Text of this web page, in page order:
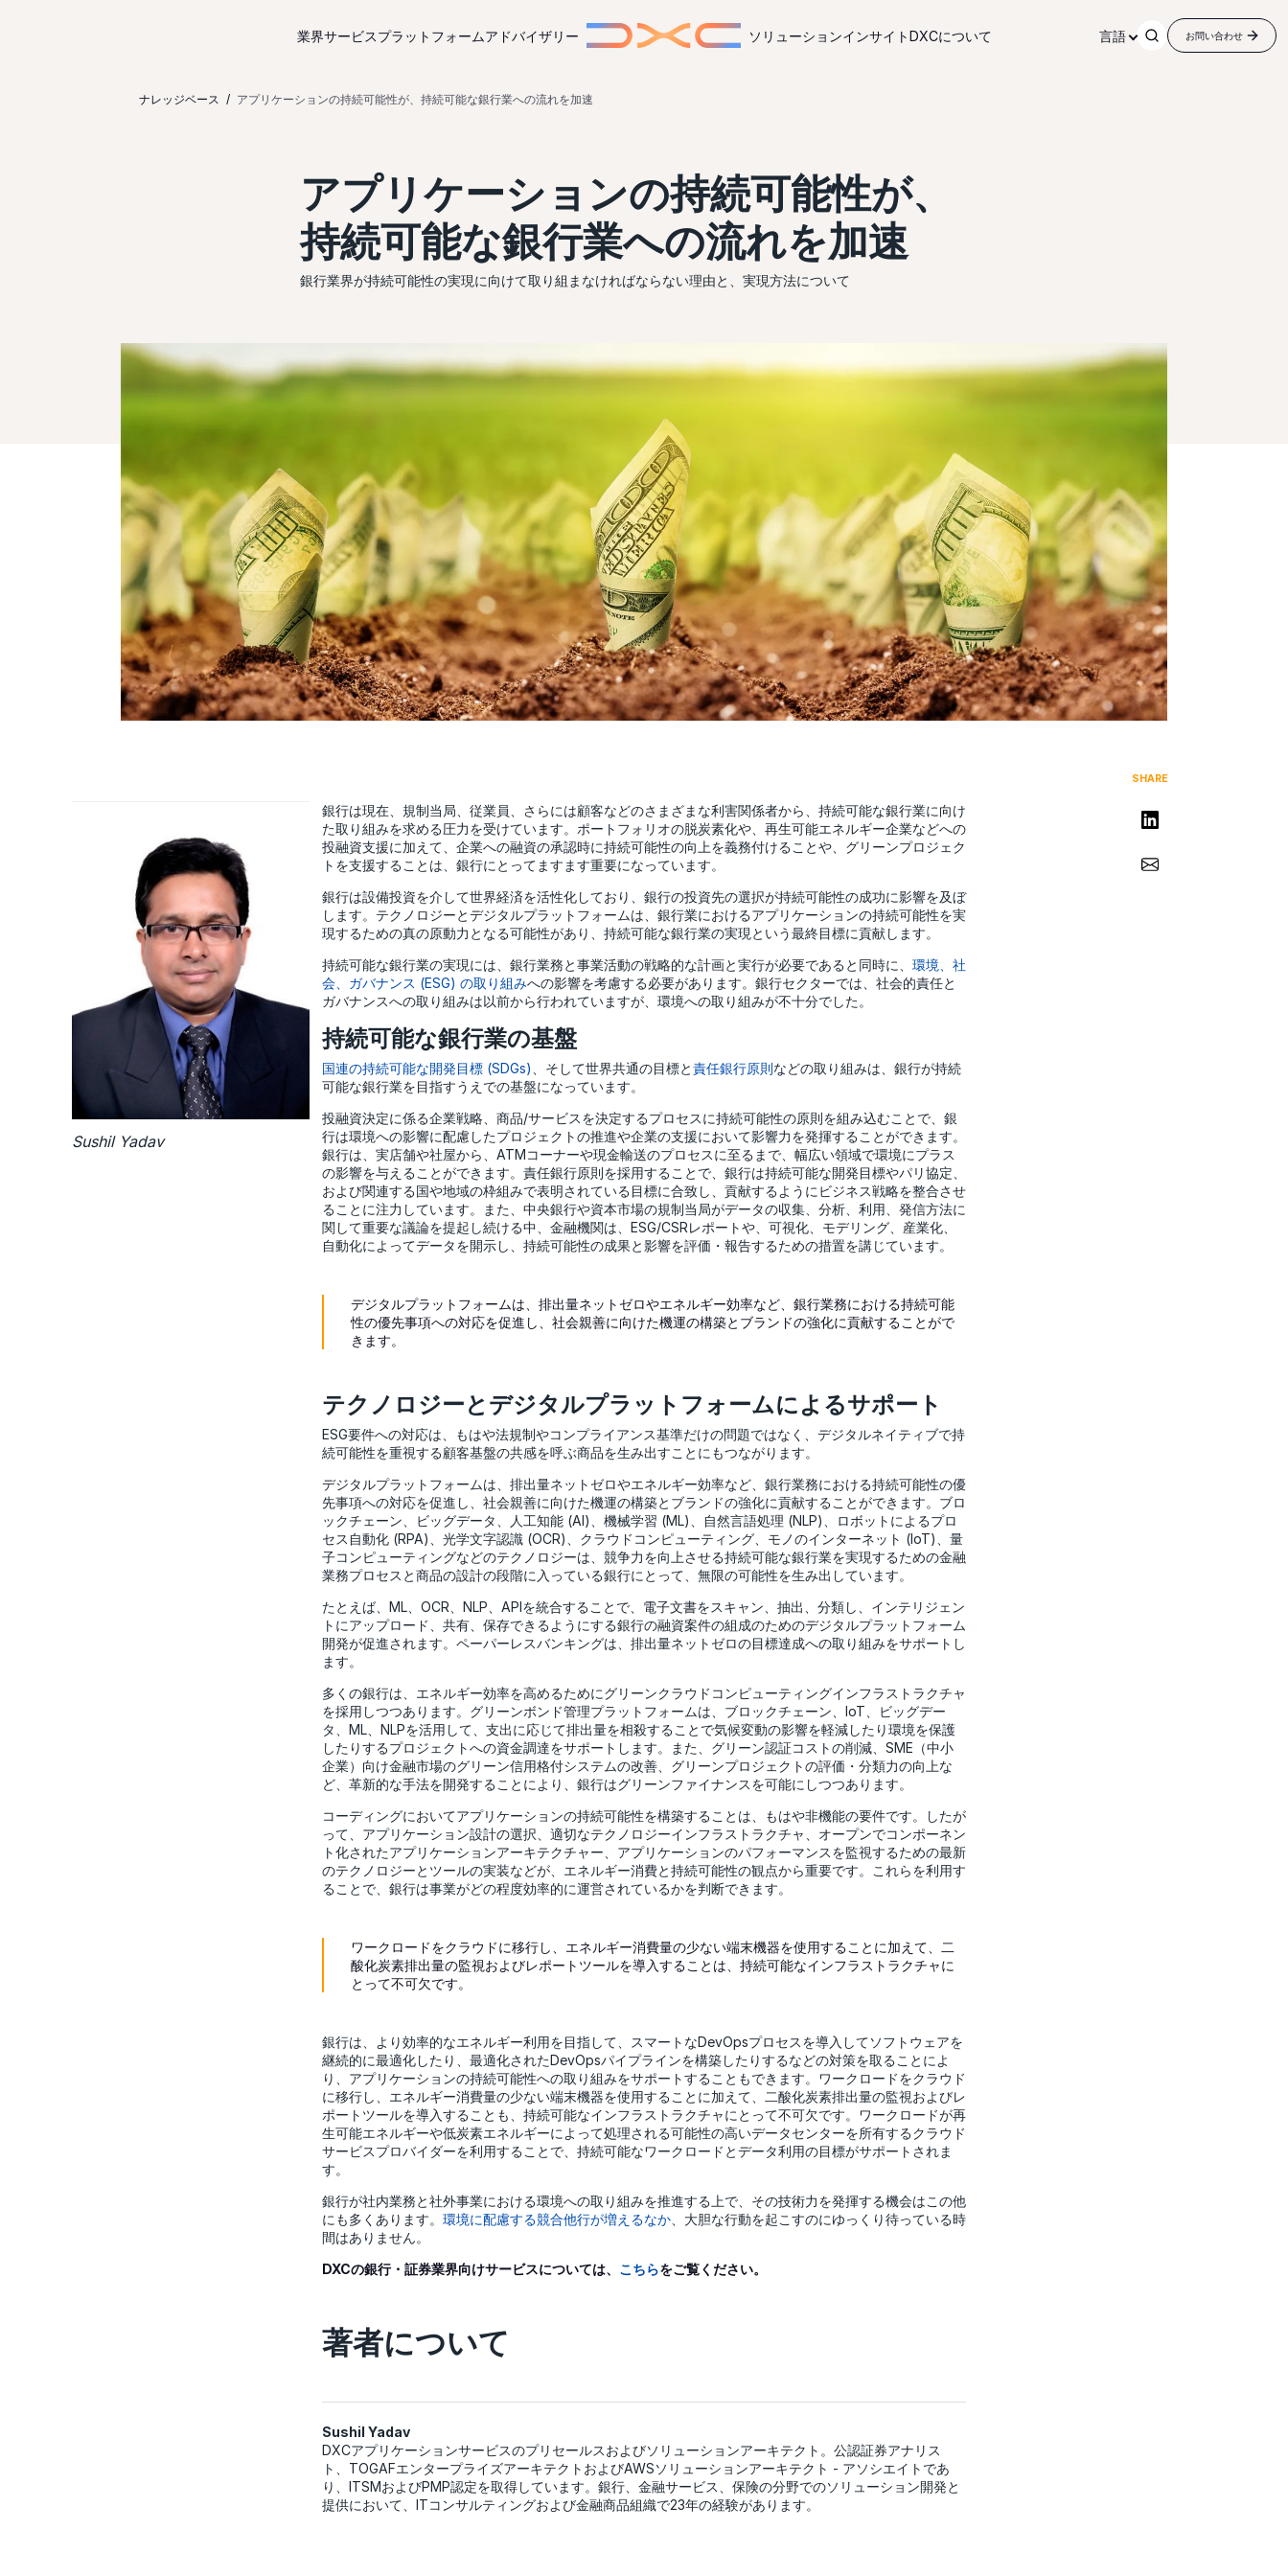
業界サービスプラットフォームアドバイザリー ソリューションインサイトDXCについて 言語 お問い合わせ
ナレッジベース アプリケーションの持続可能性が、持続可能な銀行業への流れを加速
アプリケーションの持続可能性が、
持続可能な銀行業への流れを加速
銀行業界が持続可能性の実現に向けて取り組まなければならない理由と、実現方法について
SHARE
リンクトインで共有する
Share via Email
Sushil Yadav
銀行は現在、規制当局、従業員、さらには顧客などのさまざまな利害関係者から、持続可能な銀行業に向け
た取り組みを求める圧力を受けています。ポートフォリオの脱炭素化や、再生可能エネルギー企業などへの
投融資支援に加えて、企業への融資の承認時に持続可能性の向上を義務付けることや、グリーンプロジェク
トを支援することは、銀行にとってますます重要になっています。
銀行は設備投資を介して世界経済を活性化しており、銀行の投資先の選択が持続可能性の成功に影響を及ぼ
します。テクノロジーとデジタルプラットフォームは、銀行業におけるアプリケーションの持続可能性を実
現するための真の原動力となる可能性があり、持続可能な銀行業の実現という最終目標に貢献します。
持続可能な銀行業の実現には、銀行業務と事業活動の戦略的な計画と実行が必要であると同時に、 環境、社
会、ガバナンス (ESG) の取り組みへの影響を考慮する必要があります。銀行セクターでは、社会的責任と
ガバナンスへの取り組みは以前から行われていますが、環境への取り組みが不十分でした。
持続可能な銀行業の基盤
国連の持続可能な開発目標 (SDGs) 、そして世界共通の目標と責任銀行原則などの取り組みは、銀行が持続
可能な銀行業を目指すうえでの基盤になっています。
投融資決定に係る企業戦略、商品/サービスを決定するプロセスに持続可能性の原則を組み込むことで、銀
行は環境への影響に配慮したプロジェクトの推進や企業の支援において影響力を発揮することができます。
銀行は、実店舗や社屋から、ATMコーナーや現金輸送のプロセスに至るまで、幅広い領域で環境にプラス
の影響を与えることができます。責任銀行原則を採用することで、銀行は持続可能な開発目標やパリ協定、
および関連する国や地域の枠組みで表明されている目標に合致し、貢献するようにビジネス戦略を整合させ
ることに注力しています。また、中央銀行や資本市場の規制当局がデータの収集、分析、利用、発信方法に
関して重要な議論を提起し続ける中、金融機関は、ESG/CSRレポートや、可視化、モデリング、産業化、
自動化によってデータを開示し、持続可能性の成果と影響を評価・報告するための措置を講じています。
デジタルプラットフォームは、排出量ネットゼロやエネルギー効率など、銀行業務における持続可能
性の優先事項への対応を促進し、社会親善に向けた機運の構築とブランドの強化に貢献することがで
きます。
テクノロジーとデジタルプラットフォームによるサポート
ESG要件への対応は、もはや法規制やコンプライアンス基準だけの問題ではなく、デジタルネイティブで持
続可能性を重視する顧客基盤の共感を呼ぶ商品を生み出すことにもつながります。
デジタルプラットフォームは、排出量ネットゼロやエネルギー効率など、銀行業務における持続可能性の優
先事項への対応を促進し、社会親善に向けた機運の構築とブランドの強化に貢献することができます。ブロ
ックチェーン、ビッグデータ、人工知能 (AI)、機械学習 (ML)、自然言語処理 (NLP)、ロボットによるプロ
セス自動化 (RPA)、光学文字認識 (OCR)、クラウドコンピューティング、モノのインターネット (IoT)、量
子コンピューティングなどのテクノロジーは、競争力を向上させる持続可能な銀行業を実現するための金融
業務プロセスと商品の設計の段階に入っている銀行にとって、無限の可能性を生み出しています。
たとえば、ML、OCR、NLP、APIを統合することで、電子文書をスキャン、抽出、分類し、インテリジェン
トにアップロード、共有、保存できるようにする銀行の融資案件の組成のためのデジタルプラットフォーム
開発が促進されます。ペーパーレスバンキングは、排出量ネットゼロの目標達成への取り組みをサポートし
ます。
多くの銀行は、エネルギー効率を高めるためにグリーンクラウドコンピューティングインフラストラクチャ
を採用しつつあります。グリーンボンド管理プラットフォームは、ブロックチェーン、IoT、ビッグデー
タ、ML、NLPを活用して、支出に応じて排出量を相殺することで気候変動の影響を軽減したり環境を保護
したりするプロジェクトへの資金調達をサポートします。また、グリーン認証コストの削減、SME（中小
企業）向け金融市場のグリーン信用格付システムの改善、グリーンプロジェクトの評価・分類力の向上な
ど、革新的な手法を開発することにより、銀行はグリーンファイナンスを可能にしつつあります。
コーディングにおいてアプリケーションの持続可能性を構築することは、もはや非機能の要件です。したが
って、アプリケーション設計の選択、適切なテクノロジーインフラストラクチャ、オープンでコンポーネン
ト化されたアプリケーションアーキテクチャー、アプリケーションのパフォーマンスを監視するための最新
のテクノロジーとツールの実装などが、エネルギー消費と持続可能性の観点から重要です。これらを利用す
ることで、銀行は事業がどの程度効率的に運営されているかを判断できます。
ワークロードをクラウドに移行し、エネルギー消費量の少ない端末機器を使用することに加えて、二
酸化炭素排出量の監視およびレポートツールを導入することは、持続可能なインフラストラクチャに
とって不可欠です。
銀行は、より効率的なエネルギー利用を目指して、スマートなDevOpsプロセスを導入してソフトウェアを
継続的に最適化したり、最適化されたDevOpsパイプラインを構築したりするなどの対策を取ることによ
り、アプリケーションの持続可能性への取り組みをサポートすることもできます。ワークロードをクラウド
に移行し、エネルギー消費量の少ない端末機器を使用することに加えて、二酸化炭素排出量の監視およびレ
ポートツールを導入することも、持続可能なインフラストラクチャにとって不可欠です。ワークロードが再
生可能エネルギーや低炭素エネルギーによって処理される可能性の高いデータセンターを所有するクラウド
サービスプロバイダーを利用することで、持続可能なワークロードとデータ利用の目標がサポートされま
す。
銀行が社内業務と社外事業における環境への取り組みを推進する上で、その技術力を発揮する機会はこの他
にも多くあります。 環境に配慮する競合他行が増えるなか 、大胆な行動を起こすのにゆっくり待っている時
間はありません。
DXCの銀行・証券業界向けサービスについては、 こちらをご覧ください。
著者について
Sushil Yadav
DXCアプリケーションサービスのプリセールスおよびソリューションアーキテクト。公認証券アナリス
ト、TOGAFエンタープライズアーキテクトおよびAWSソリューションアーキテクト - アソシエイトであ
り、ITSMおよびPMP認定を取得しています。銀行、金融サービス、保険の分野でのソリューション開発と
提供において、ITコンサルティングおよび金融商品組織で23年の経験があります。